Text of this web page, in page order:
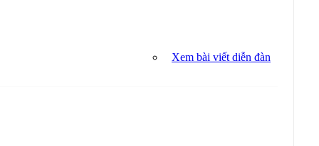
Xem bài viết diễn đàn